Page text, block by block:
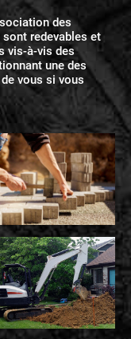
des
redevables et
vis-à-vis des
une des
vous si vous